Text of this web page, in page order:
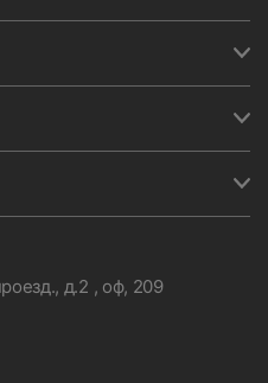
д.2 , оф, 209